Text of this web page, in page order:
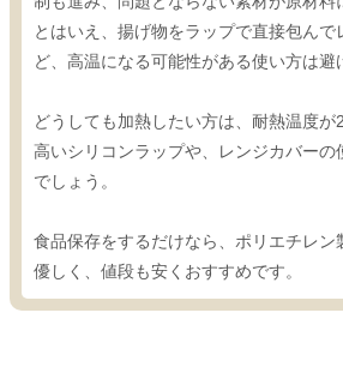
とはいえ、揚げ物をラップで直接包んで
ど、高温になる可能性がある使い方は避
どうしても加熱したい方は、耐熱温度が
高いシリコンラップや、レンジカバーの
でしょう。
食品保存をするだけなら、ポリエチレン
優しく、値段も安くおすすめです。